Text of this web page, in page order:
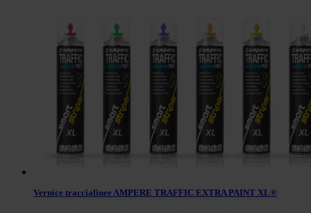
Vernice traccialinee AMPERE TRAFFIC EXTRA PAINT XL®